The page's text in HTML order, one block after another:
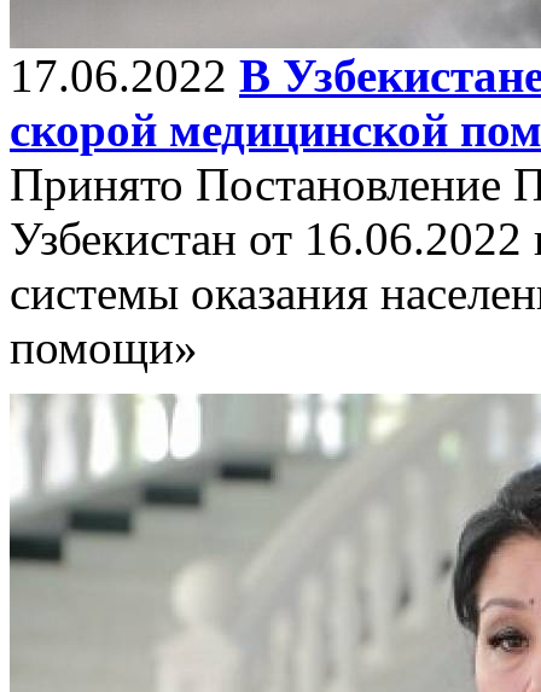
17.06.2022 В
скорой медицинской
Принято Постановление
Узбекистан от
системы оказания
помощи»